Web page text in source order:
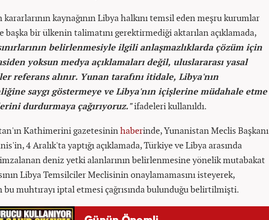
kararlarının kaynağının Libya halkını temsil eden meşru kurumlar
başka bir ülkenin talimatını gerektirmediği aktarılan açıklamada,
belirlenmesiyle ilgili anlaşmazlıklarda çözüm için
yoksun medya açıklamaları değil, uluslararası yasal
referans alınır. Yunan tarafını itidale, Libya'nın
saygı göstermeye ve Libya'nın içişlerine müdahale etme
durdurmaya çağırıyoruz."ifadeleri kullanıldı.
Kathimerini gazetesininhaberinde, Yunanistan Meclis Başkanı
4 Aralık'ta yaptığı açıklamada, Türkiye ve Libya arasında
deniz yetki alanlarının belirlenmesine yönelik mutabakat
Libya Temsilciler Meclisinin onaylamamasını isteyerek,
bu muhtırayı iptal etmesi çağrısında bulunduğu belirtilmişti.